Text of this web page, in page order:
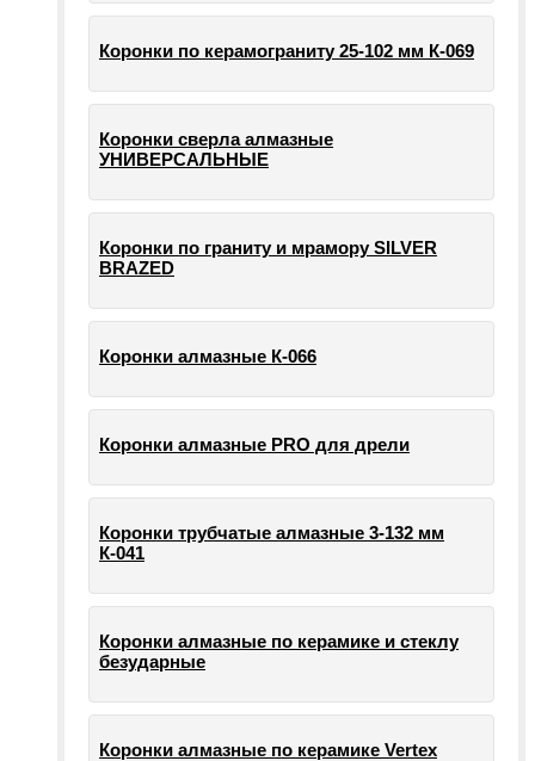
Коронки по керамограниту 25-102 мм К-069
Коронки сверла алмазные
УНИВЕРСАЛЬНЫЕ
Коронки по граниту и мрамору SILVER
BRAZED
Коронки алмазные К-066
Коронки алмазные PRO для дрели
Коронки трубчатые алмазные 3-132 мм
К-041
Коронки алмазные по керамике и стеклу
безударные
Коронки алмазные по керамике Vertex